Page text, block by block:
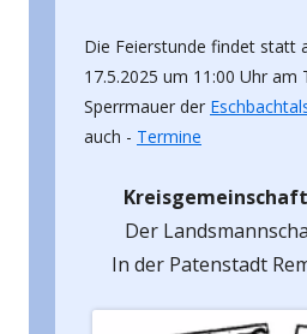
Die Feierstunde findet statt
17.5.2025 um 11:00 Uhr am
Sperrmauer der
auch - Termine
Der
In der Patenstadt